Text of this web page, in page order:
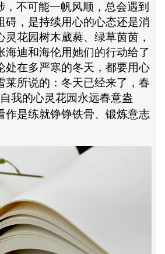
，不可能一帆风顺，总会遇到
碍，是持续用心的心态还是消
灵花园树木葳蕤、绿草茵茵，
海迪和海伦用她们的行动给了
处在多严寒的冬天，都要用心
莱所说的：冬天已经来了，春
我的心灵花园永远春意盎
作是练就铮铮铁骨、锻炼意志